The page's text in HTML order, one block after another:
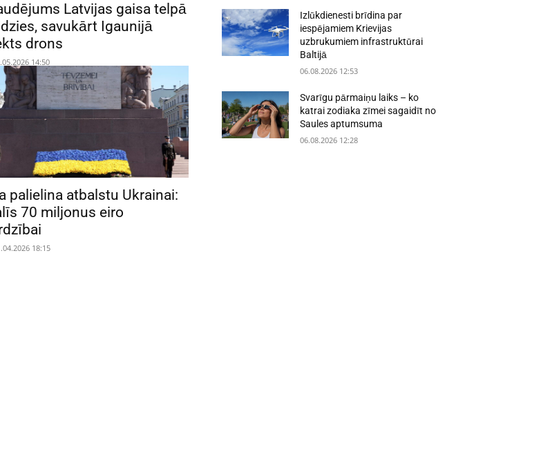
Latvijas gaisa telpā
savukārt Igaunijā
drons
14:50
palielina atbalstu Ukrainai:
70 miljonus eiro
18:15
Izlūkdienesti brīdina par
iespējamiem Krievijas
uzbrukumiem infrastruktūrai
Baltijā
06.08.2026 12:53
Svarīgu pārmaiņu laiks – ko
katrai zodiaka zīmei sagaidīt no
Saules aptumsuma
06.08.2026 12:28